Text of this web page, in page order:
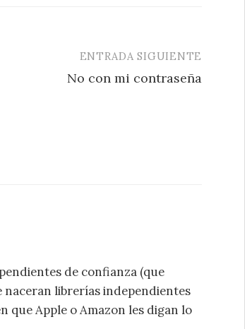
ENTRADA SIGUIENTE
No con mi contraseña
de confianza (que
librerías independientes
que Apple o Amazon les digan lo